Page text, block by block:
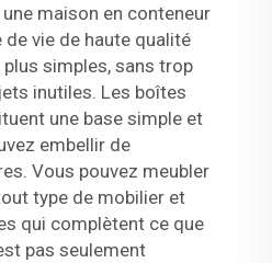
maison en conteneur
vie de haute qualité
simples, sans trop
inutiles. Les boîtes
une base simple et
embellir de
Vous pouvez meubler
type de mobilier et
qui complètent ce que
pas seulement